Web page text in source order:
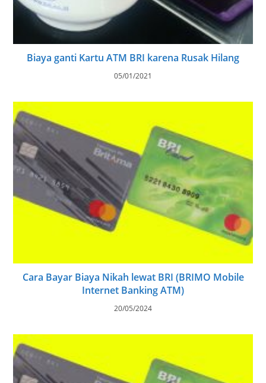
Biaya ganti Kartu ATM BRI karena Rusak Hilang
05/01/2021
Cara Bayar Biaya Nikah lewat BRI (BRIMO Mobile
Internet Banking ATM)
20/05/2024